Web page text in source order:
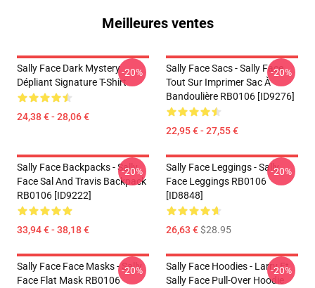
Meilleures ventes
Sally Face Dark Mystery
Dépliant Signature T-Shirt
24,38 € - 28,06 €
-20%
Sally Face Sacs - Sally Face
Tout Sur Imprimer Sac À
Bandoulière RB0106 [ID9276]
22,95 € - 27,55 €
-20%
Sally Face Backpacks - Sally
Face Sal And Travis Backpack
RB0106 [ID9222]
33,94 € - 38,18 €
-20%
Sally Face Leggings - Sally
Face Leggings RB0106
[ID8848]
26,63 €$28.95
-20%
Sally Face Face Masks - Sally
Face Flat Mask RB0106
-20%
Sally Face Hoodies - Larry Et
Sally Face Pull-Over Hoodie
-20%